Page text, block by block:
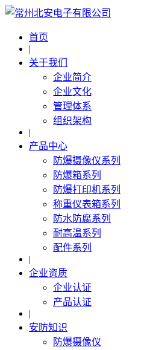
首页
|
关于我们
企业简介
企业文化
管理体系
组织架构
|
产品中心
防爆摄像仪系列
防爆箱系列
防爆打印机系列
称重仪表箱系列
防水防腐系列
耐高温系列
配件系列
|
企业资质
企业认证
产品认证
|
安防知识
防爆摄像仪